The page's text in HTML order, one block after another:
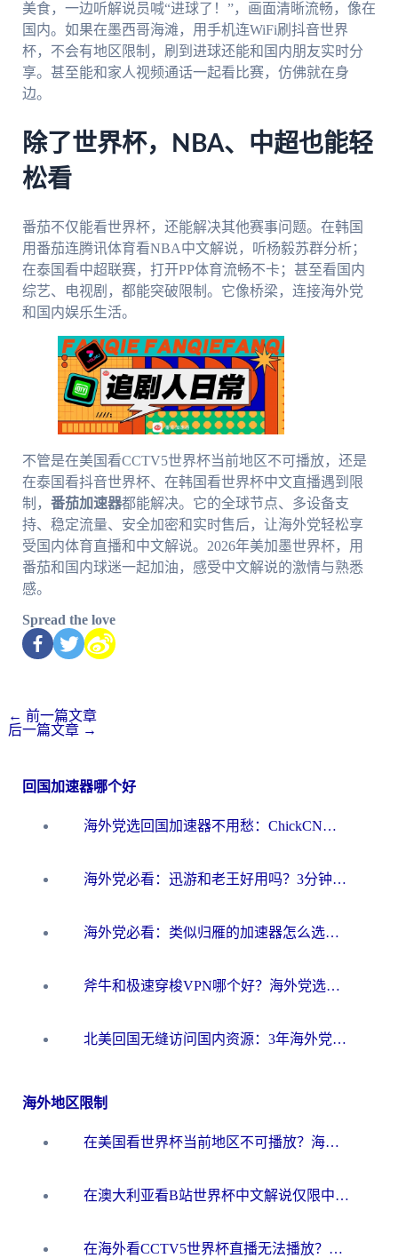
美食，一边听解说员喊“进球了！”，画面清晰流畅，像在
国内。如果在墨西哥海滩，用手机连WiFi刷抖音世界
杯，不会有地区限制，刷到进球还能和国内朋友实时分
享。甚至能和家人视频通话一起看比赛，仿佛就在身
边。
除了世界杯，NBA、中超也能轻
松看
番茄不仅能看世界杯，还能解决其他赛事问题。在韩国
用番茄连腾讯体育看NBA中文解说，听杨毅苏群分析；
在泰国看中超联赛，打开PP体育流畅不卡；甚至看国内
综艺、电视剧，都能突破限制。它像桥梁，连接海外党
和国内娱乐生活。
不管是在美国看CCTV5世界杯当前地区不可播放，还是
在泰国看抖音世界杯、在韩国看世界杯中文直播遇到限
制， 番茄加速器都能解决。它的全球节点、多设备支
持、稳定流量、安全加密和实时售后，让海外党轻松享
受国内体育直播和中文解说。2026年美加墨世界杯，用
番茄和国内球迷一起加油，感受中文解说的激情与熟悉
感。
Spread the love
← 前一篇文章
后一篇文章 →
回国加速器哪个好
海外党选回国加速器不用愁：ChickCN和洞见哪个好？一篇搞定所有疑问
海外党必看：迅游和老王好用吗？3分钟选对加速国内网络的加速器
海外党必看：类似归雁的加速器怎么选？一篇搞定无缝访问国内资源
斧牛和极速穿梭VPN哪个好？海外党选回国加速器必看的真实对比与避坑指南
北美回国无缝访问国内资源：3年海外党亲测的加速器选择指南
海外地区限制
在美国看世界杯当前地区不可播放？海外党体育观赛终极指南来了！
在澳大利亚看B站世界杯中文解说仅限中国大陆？这篇指南帮你打破限制看遍赛事
在海外看CCTV5世界杯直播无法播放？这篇指南让你和国内球迷同步呐喊